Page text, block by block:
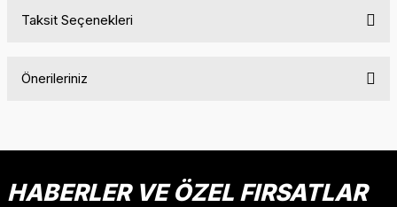
Taksit Seçenekleri
Önerileriniz
HABERLER VE ÖZEL FIRSATLAR